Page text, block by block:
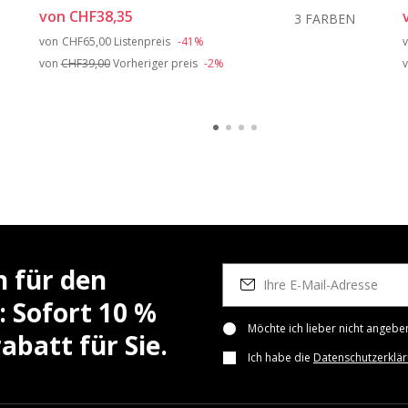
von CHF38,35 3 FARBEN
von Price reduced from
CHF65,00 to
Listenpreis -41%
vonCHF39,00Vorheriger preis -2%
für den
10 %
für Sie.
Möchte ich lieber nicht
Ich habe die